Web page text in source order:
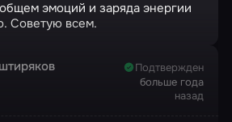
эмоций и заряда энергии
Советую всем.
Подтвержден
больше года
назад